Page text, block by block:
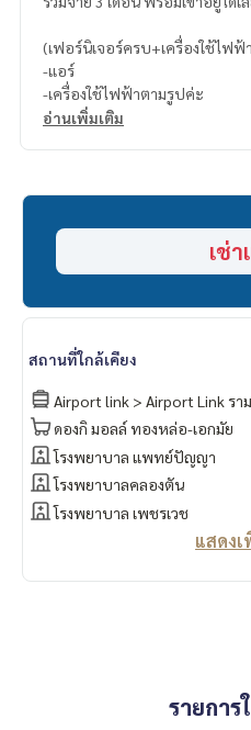
(เฟอร์นิเจอร์ครบ+เครื่องใช้ไฟฟ้
-แอร์
-เครื่องใช้ไฟฟ้าตามรูปค่ะ
อ่านเพิ่มเติม
เช่า
สถานที่ใกล้เคียง
Airport link > Airport Link รา
ดองกิ มอลล์ ทองหล่อ-เอกมัย
โรงพยาบาล แพทย์ปัญญา
โรงพยาบาลคลองตัน
โรงพยาบาล เพชรเวช
แสดงเ
รายการ